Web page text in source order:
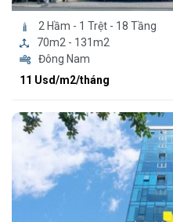
2 Hầm - 1 Trệt - 18 Tầng
70m2 - 131m2
Đông Nam
11 Usd/m2/tháng